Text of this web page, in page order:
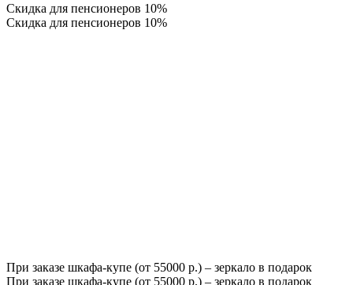
Скидка для пенсионеров 10%
Скидка для пенсионеров 10%
При заказе шкафа-купе (от 55000 р.) – зеркало в подарок
При заказе шкафа-купе (от 55000 р.) – зеркало в подарок